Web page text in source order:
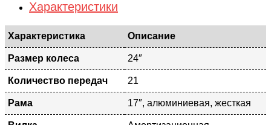
Характеристики
Характеристика Описание
Размер колеса 24″
Количество передач 21
Рама 17″, алюминиевая, жесткая